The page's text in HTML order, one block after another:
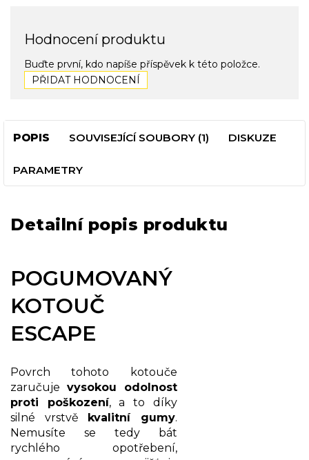
Hodnocení produktu
Buďte první, kdo napíše příspěvek k této položce.
PŘIDAT HODNOCENÍ
POPIS SOUVISEJÍCÍ SOUBORY (1) DISKUZE
PARAMETRY
Detailní popis produktu
POGUMOVANÝ
KOTOUČ
ESCAPE
Povrch tohoto kotouče
zaručuje vysokou odolnost
proti poškození, a to díky
silné vrstvě kvalitní gumy.
Nemusíte se tedy bát
rychlého opotřebení,